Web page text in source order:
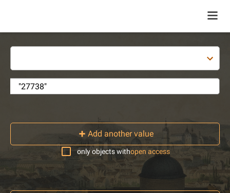
Add another value
only objects withopen access